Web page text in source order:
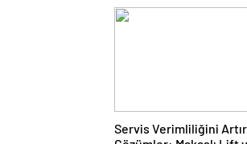
Servis Verimliliğini